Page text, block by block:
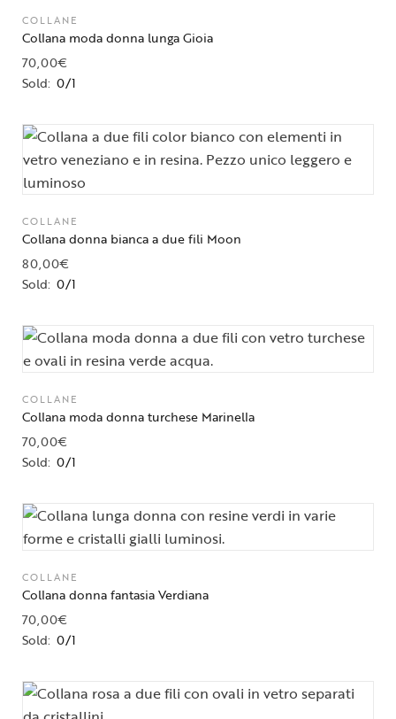
COLLANE
Collana moda donna lunga Gioia
70,00€
Sold: 0/1
COLLANE
Collana donna bianca a due fili Moon
80,00€
Sold: 0/1
COLLANE
Collana moda donna turchese Marinella
70,00€
Sold: 0/1
COLLANE
Collana donna fantasia Verdiana
70,00€
Sold: 0/1